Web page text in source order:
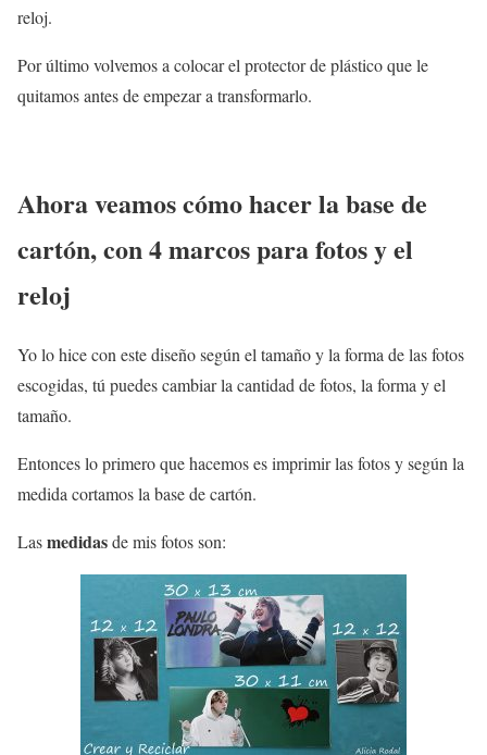
reloj.
Por último volvemos a colocar el protector de plástico que le
quitamos antes de empezar a transformarlo.
Ahora veamos cómo hacer la base de
cartón, con 4 marcos para fotos y el
reloj
Yo lo hice con este diseño según el tamaño y la forma de las fotos
escogidas, tú puedes cambiar la cantidad de fotos, la forma y el
tamaño.
Entonces lo primero que hacemos es imprimir las fotos y según la
medida cortamos la base de cartón.
Lasmedidasde mis fotos son: